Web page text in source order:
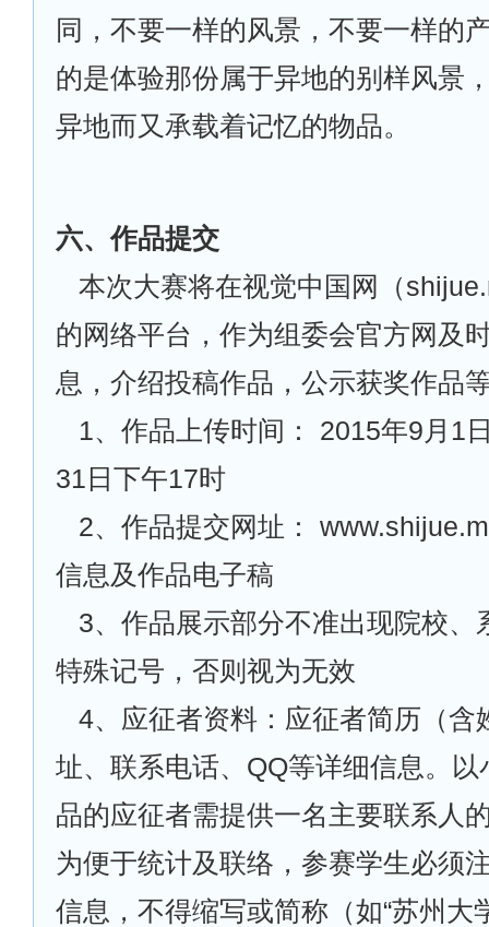
同，不要一样的风景，不要一样的
的是体验那份属于异地的别样风景
异地而又承载着记忆的物品。
六、作品提交
本次大赛将在视觉中国网（
的网络平台，作为组委会官方网及
息，介绍投稿作品，公示获奖作品
1、作品上传时间： 2015年9月1
31日下午17时
2、作品提交网址：
信息及作品电子稿
3、作品展示部分不准出现院校、
特殊记号，否则视为无效
4、应征者资料：应征者简历（含
址、联系电话、QQ等详细信息。
品的应征者需提供一名主要联系人
为便于统计及联络，参赛学生必须
信息，不得缩写或简称（如“苏州大